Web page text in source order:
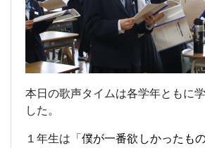
本日の歌声タイムは各学年ともに
した。
１年生は「僕が一番欲しかったも